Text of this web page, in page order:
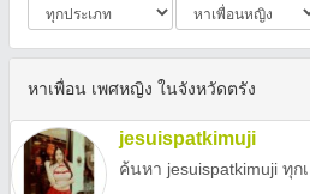
หาเพื่อน เพศหญิง ในจังหวัดตรัง
jesuispatkimuji